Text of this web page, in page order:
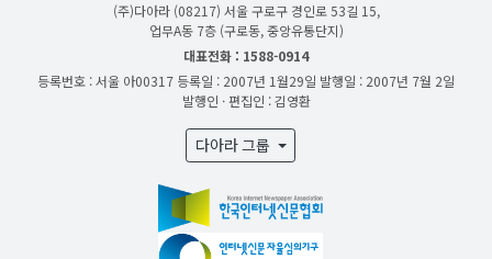
(주)다아라 (08217) 서울 구로구 경인로 53길 15,
업무A동 7층 (구로동, 중앙유통단지)
대표전화 : 1588-0914
등록번호 : 서울 아00317 등록일 : 2007년 1월29일 발행일 : 2007년 7월 2일
발행인 · 편집인 : 김영환
다아라 그룹